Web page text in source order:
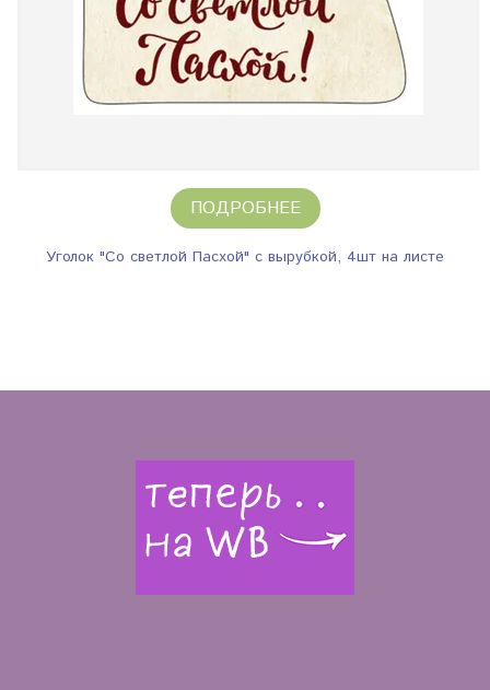
ПОДРОБНЕЕ
Уголок "Со светлой Пасхой" с вырубкой, 4шт на листе